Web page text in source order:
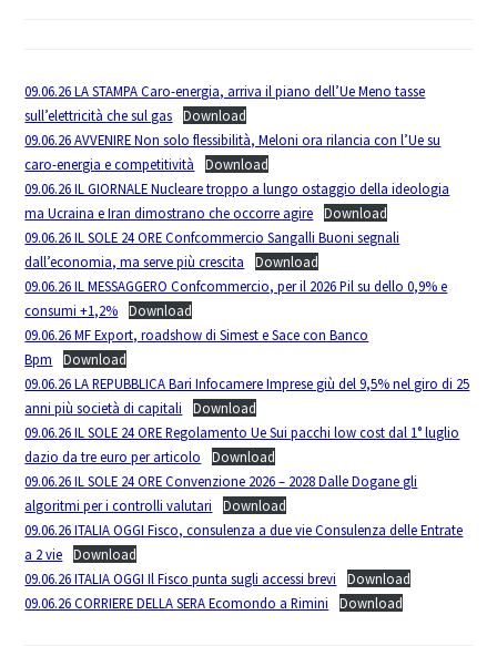
09.06.26 LA STAMPA Caro-energia, arriva il piano dell’Ue Meno tasse
sull’elettricità che sul gas
Download
09.06.26 AVVENIRE Non solo flessibilità, Meloni ora rilancia con l’Ue su
caro-energia e competitività
Download
09.06.26 IL GIORNALE Nucleare troppo a lungo ostaggio della ideologia
ma Ucraina e Iran dimostrano che occorre agire
Download
09.06.26 IL SOLE 24 ORE Confcommercio Sangalli Buoni segnali
dall’economia, ma serve più crescita
Download
09.06.26 IL MESSAGGERO Confcommercio, per il 2026 Pil su dello 0,9% e
consumi +1,2%
Download
09.06.26 MF Export, roadshow di Simest e Sace con Banco
Bpm
Download
09.06.26 LA REPUBBLICA Bari Infocamere Imprese giù del 9,5% nel giro di 25
anni più società di capitali
Download
09.06.26 IL SOLE 24 ORE Regolamento Ue Sui pacchi low cost dal 1° luglio
dazio da tre euro per articolo
Download
09.06.26 IL SOLE 24 ORE Convenzione 2026 – 2028 Dalle Dogane gli
algoritmi per i controlli valutari
Download
09.06.26 ITALIA OGGI Fisco, consulenza a due vie Consulenza delle Entrate
a 2 vie
Download
09.06.26 ITALIA OGGI Il Fisco punta sugli accessi brevi
Download
09.06.26 CORRIERE DELLA SERA Ecomondo a Rimini
Download